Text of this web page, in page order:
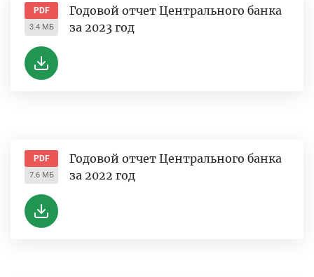
PDF
3.4 МБ
Годовой отчет Центрального банка
за 2023 год
PDF
7.6 МБ
Годовой отчет Центрального банка
за 2022 год